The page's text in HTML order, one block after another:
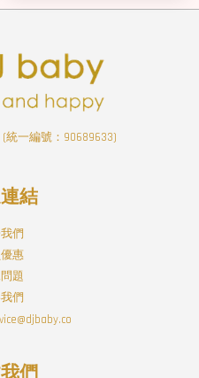
統一編號：90689633)
結
們
惠
題
們
們